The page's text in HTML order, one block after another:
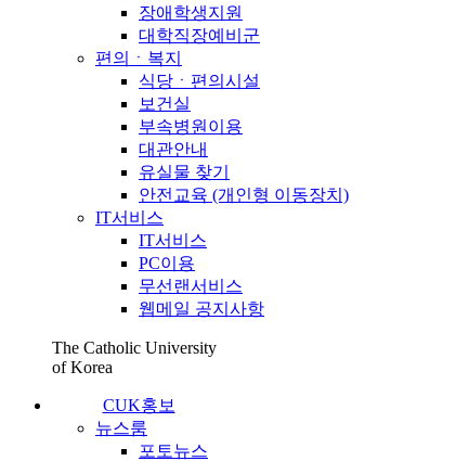
장애학생지원
대학직장예비군
편의ㆍ복지
식당ㆍ편의시설
보건실
부속병원이용
대관안내
유실물 찾기
안전교육 (개인형 이동장치)
IT서비스
IT서비스
PC이용
무선랜서비스
웹메일 공지사항
The Catholic University
of Korea
CUK홍보
뉴스룸
포토뉴스